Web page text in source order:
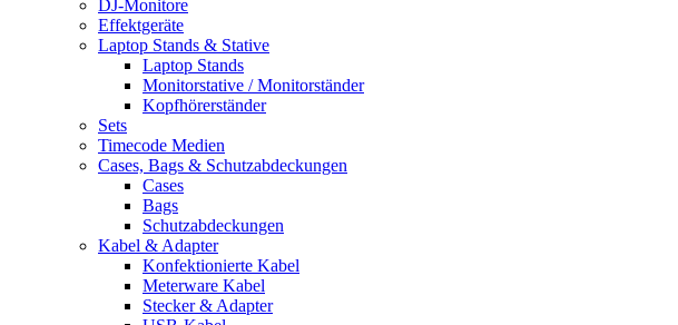
DJ-Monitore
Effektgeräte
Laptop Stands & Stative
Laptop Stands
Monitorstative / Monitorständer
Kopfhörerständer
Sets
Timecode Medien
Cases, Bags & Schutzabdeckungen
Cases
Bags
Schutzabdeckungen
Kabel & Adapter
Konfektionierte Kabel
Meterware Kabel
Stecker & Adapter